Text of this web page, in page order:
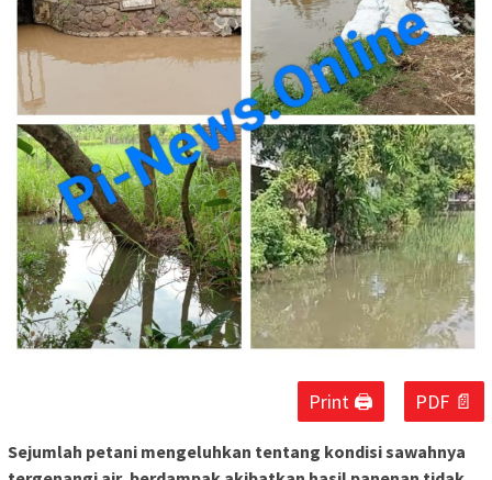
Print 🖨 PDF 📄
Sejumlah petani mengeluhkan tentang kondisi sawahnya